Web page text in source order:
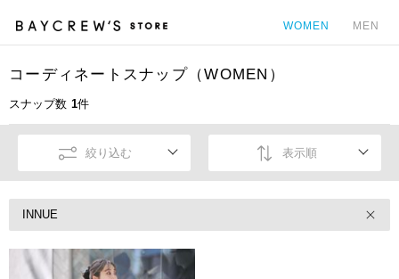
WOMEN MEN
コーディネートスナップ（WOMEN）
スナップ数 1件
絞り込む 表示順
INNUE